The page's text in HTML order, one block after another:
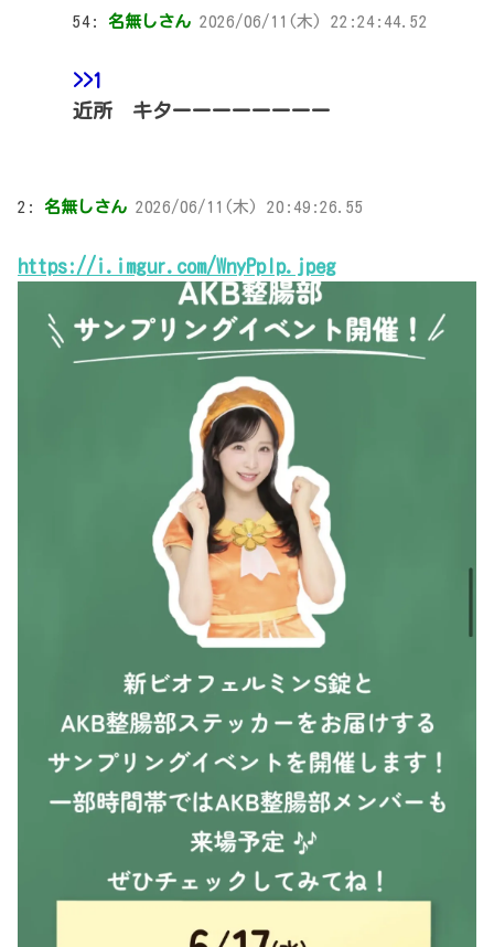
54: 名無しさん 2026/06/11(木) 22:24:44.52
>>1
近所 キターーーーーーーー
2: 名無しさん 2026/06/11(木) 20:49:26.55
https://i.imgur.com/WnyPpIp.jpeg